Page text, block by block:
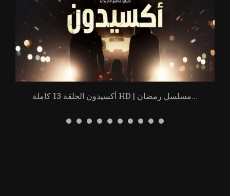
أكسيدون الحلقة 13 كاملة HD | مسلسل رمضان...